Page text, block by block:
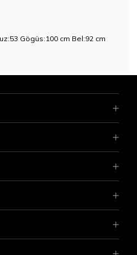
Gögüs:100 cm Bel:92 cm